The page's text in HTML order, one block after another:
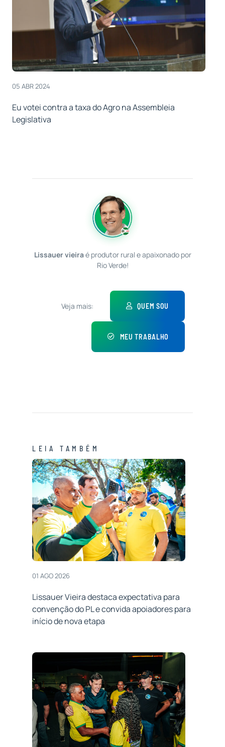
05 ABR 2024
Eu votei contra a taxa do Agro na Assembleia
Legislativa
Lissauer vieiraé produtor rural e apaixonado por
Rio Verde!
Veja mais: QUEM SOU
MEU TRABALHO
LEIA TAMBÉM
01 AGO 2026
Lissauer Vieira destaca expectativa para
convenção do PL e convida apoiadores para
início de nova etapa